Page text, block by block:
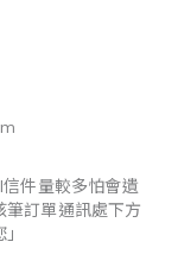
信件量較多怕會遺
訂單通訊處下方